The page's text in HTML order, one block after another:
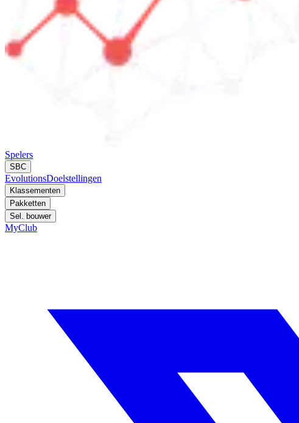
Spelers
SBC
EvolutionsDoelstellingen
Klassementen
Pakketten
Sel. bouwer
MyClub